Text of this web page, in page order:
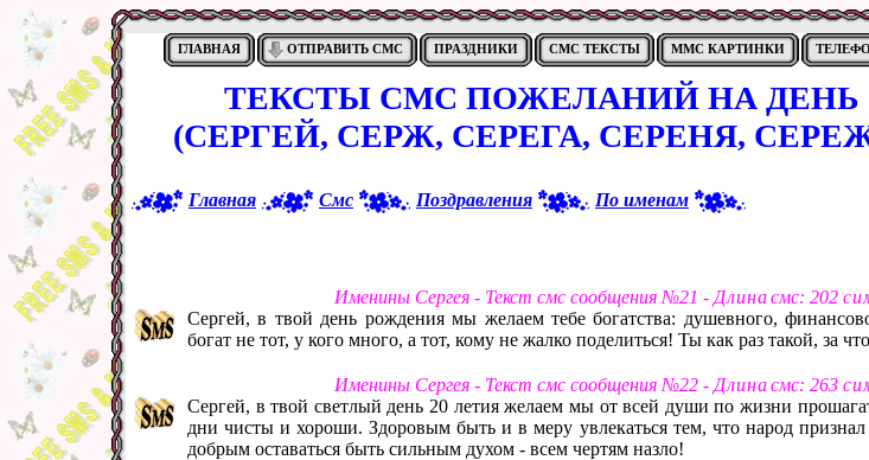
ГЛАВНАЯ ОТПРАВИТЬ СМС ПРАЗДНИКИ СМС ТЕКСТЫ ММС КАРТИНКИ
ТЕКСТЫ СМС ПОЖЕЛАНИЙ НА ДЕНЬ
(СЕРГЕЙ, СЕРЖ, СЕРЕГА, СЕРЕНЯ,
Главная Смс Поздравления По именам
Именины Сергея - Текст смс сообщения №21 - Д л и н асмс: 202 с и
Сергей, в твой день рождения мы желаем тебе богатства: душевного,
богат не тот, у кого много, а тот, кому не жалко поделиться! Ты как раз такой, за
Именины Сергея - Текст смс сообщения №22 - Д л и н асмс: 263 с и
Сергей, в твой светлый день 20 летия желаем мы от всей души по жизни
дни чисты и хороши. Здоровым быть и в меру увлекаться тем, что народ
добрым оставаться быть сильным духом - всем чертям назло!